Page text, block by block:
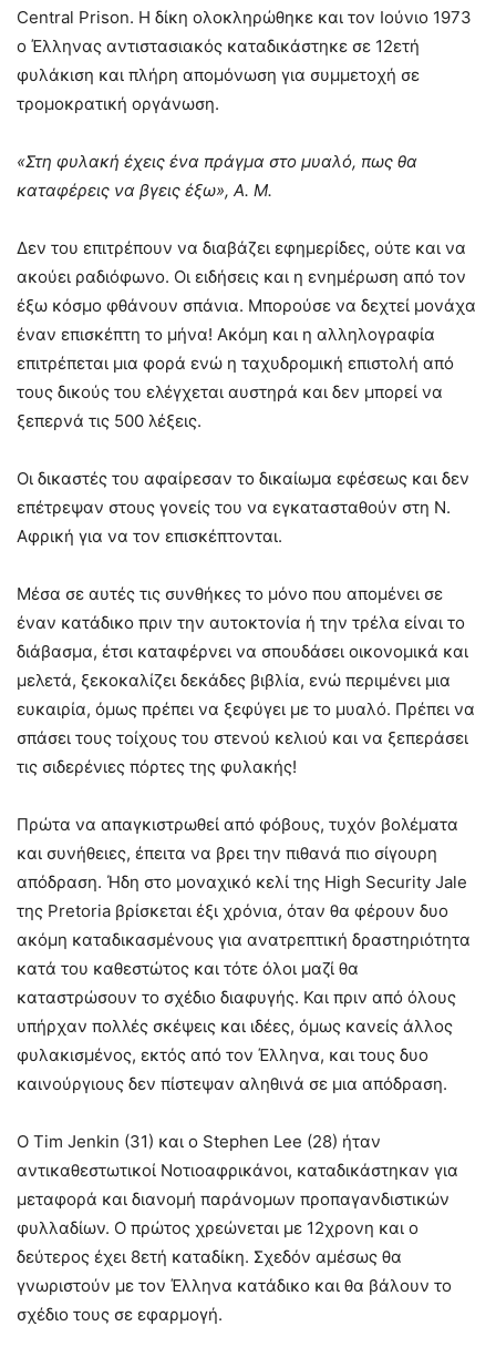
Central Prison. Η δίκη ολοκληρώθηκε και τον Ιούνιο 1973
ο Έλληνας αντιστασιακός καταδικάστηκε σε 12ετή
φυλάκιση και πλήρη απομόνωση για συμμετοχή σε
τρομοκρατική οργάνωση.
«Στη φυλακή έχεις ένα πράγμα στο μυαλό, πως θα
καταφέρεις να βγεις έξω», Α. Μ.
Δεν του επιτρέπουν να διαβάζει εφημερίδες, ούτε και να
ακούει ραδιόφωνο. Οι ειδήσεις και η ενημέρωση από τον
έξω κόσμο φθάνουν σπάνια. Μπορούσε να δεχτεί μονάχα
έναν επισκέπτη το μήνα! Ακόμη και η αλληλογραφία
επιτρέπεται μια φορά ενώ η ταχυδρομική επιστολή από
τους δικούς του ελέγχεται αυστηρά και δεν μπορεί να
ξεπερνά τις 500 λέξεις.
Οι δικαστές του αφαίρεσαν το δικαίωμα εφέσεως και δεν
επέτρεψαν στους γονείς του να εγκατασταθούν στη Ν.
Αφρική για να τον επισκέπτονται.
Μέσα σε αυτές τις συνθήκες το μόνο που απομένει σε
έναν κατάδικο πριν την αυτοκτονία ή την τρέλα είναι το
διάβασμα, έτσι καταφέρνει να σπουδάσει οικονομικά και
μελετά, ξεκοκαλίζει δεκάδες βιβλία, ενώ περιμένει μια
ευκαιρία, όμως πρέπει να ξεφύγει με το μυαλό. Πρέπει να
σπάσει τους τοίχους του στενού κελιού και να ξεπεράσει
τις σιδερένιες πόρτες της φυλακής!
Πρώτα να απαγκιστρωθεί από φόβους, τυχόν βολέματα
και συνήθειες, έπειτα να βρει την πιθανά πιο σίγουρη
απόδραση. Ήδη στο μοναχικό κελί της High Security Jale
της Pretoria βρίσκεται έξι χρόνια, όταν θα φέρουν δυο
ακόμη καταδικασμένους για ανατρεπτική δραστηριότητα
κατά του καθεστώτος και τότε όλοι μαζί θα
καταστρώσουν το σχέδιο διαφυγής. Και πριν από όλους
υπήρχαν πολλές σκέψεις και ιδέες, όμως κανείς άλλος
φυλακισμένος, εκτός από τον Έλληνα, και τους δυο
καινούργιους δεν πίστεψαν αληθινά σε μια απόδραση.
Ο Tim Jenkin (31) και ο Stephen Lee (28) ήταν
αντικαθεστωτικοί Νοτιοαφρικάνοι, καταδικάστηκαν για
μεταφορά και διανομή παράνομων προπαγανδιστικών
φυλλαδίων. Ο πρώτος χρεώνεται με 12χρονη και ο
δεύτερος έχει 8ετή καταδίκη. Σχεδόν αμέσως θα
γνωριστούν με τον Έλληνα κατάδικο και θα βάλουν το
σχέδιο τους σε εφαρμογή.